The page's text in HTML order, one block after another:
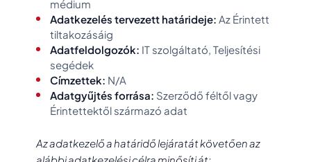
médium
Adatkezelés tervezett határideje: Az Érintett
tiltakozásáig
Adatfeldolgozók: IT szolgáltató, Teljesítési
segédek
Címzettek: N/A
Adatgyűjtés forrása: Szerződő féltől vagy
Érintettektől származó adat
Az adatkezelő a határidő lejáratát követően az